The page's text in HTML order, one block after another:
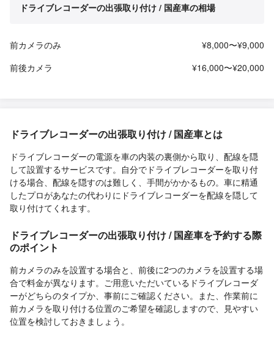
ドライブレコーダーの出張取り付け / 国産車の相場
前カメラのみ
¥8,000〜¥9,000
前後カメラ
¥16,000〜¥20,000
ドライブレコーダーの出張取り付け / 国産車とは
ドライブレコーダーの電源を車の内装の裏側から取り、配線を隠
して設置するサービスです。自分でドライブレコーダーを取り付
ける場合、配線を隠すのは難しく、手間がかかるもの。車に精通
したプロがあなたの代わりにドライブレコーダーを配線を隠して
取り付けてくれます。
ドライブレコーダーの出張取り付け / 国産車を予約する際
のポイント
前カメラのみを設置する場合と、前後に2つのカメラを設置する場
合で料金が異なります。ご用意いただいているドライブレコーダ
ーがどちらのタイプか、事前にご確認ください。また、作業前に
前カメラを取り付ける位置のご希望を確認しますので、見やすい
位置を検討しておきましょう。